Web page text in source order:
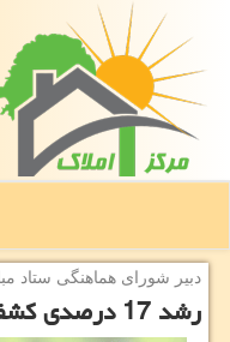
دبیر شورای هماهنگی ستاد
رشد 17 درصدی كشفیات مواد مخدر